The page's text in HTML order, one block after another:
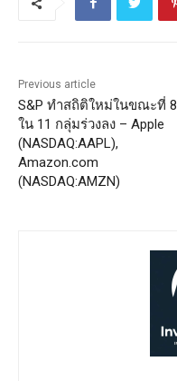
Previous article
S&P ทำสถิติใหม่ในขณะที่ 8
ใน 11 กลุ่มร่วงลง – Apple
(NASDAQ:AAPL),
Amazon.com
(NASDAQ:AMZN)